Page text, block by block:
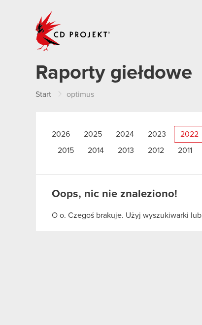
Raporty giełdowe
Start optimus
2026 2025 2024 2023 2022
2015 2014 2013 2012 2011
Oops, nic nie znaleziono!
O o. Czegoś brakuje. Użyj wyszukiwarki lub